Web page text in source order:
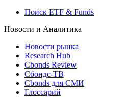
Поиск ETF & Funds
Новости и Аналитика
Новости рынка
Research Hub
Cbonds Review
Сбондс-ТВ
Cbonds для СМИ
Глоссарий